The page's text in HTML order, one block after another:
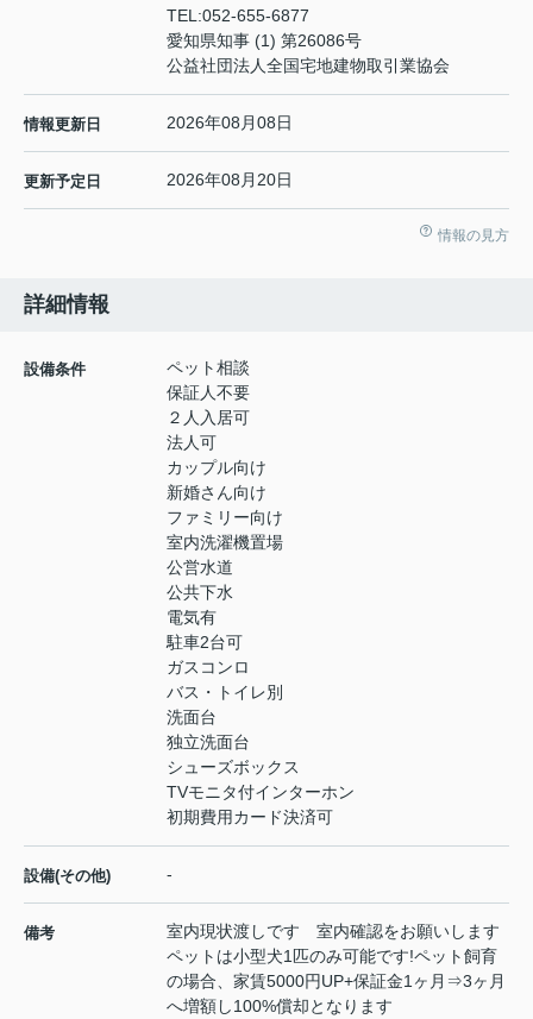
TEL:052-655-6877
愛知県知事 (1) 第26086号
公益社団法人全国宅地建物取引業協会
情報更新日 2026年08月08日
更新予定日 2026年08月20日
情報の見方
詳細情報
設備条件
ペット相談
保証人不要
２人入居可
法人可
カップル向け
新婚さん向け
ファミリー向け
室内洗濯機置場
公営水道
公共下水
電気有
駐車2台可
ガスコンロ
バス・トイレ別
洗面台
独立洗面台
シューズボックス
TVモニタ付インターホン
初期費用カード決済可
設備(その他) -
備考
室内現状渡しです 室内確認をお願いします
ペットは小型犬1匹のみ可能です!ペット飼育
の場合、家賃5000円UP+保証金1ヶ月⇒3ヶ月
へ増額し100%償却となります